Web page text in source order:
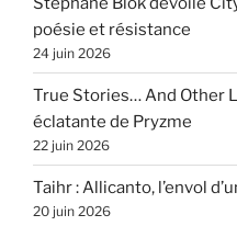
poésie et résistance
24 juin 2026
True Stories… And Other
éclatante de Pryzme
22 juin 2026
Taihr : Allicanto, l’envol
20 juin 2026